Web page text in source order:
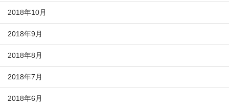
2018年10月
2018年9月
2018年8月
2018年7月
2018年6月